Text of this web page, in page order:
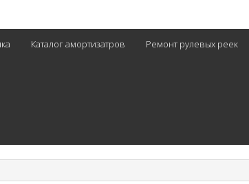
Каталог амортизатров Ремонт рулевых реек